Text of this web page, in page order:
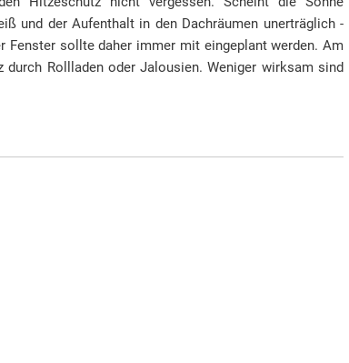
und der Aufenthalt in den Dachräumen unerträglich -
Fenster sollte daher immer mit eingeplant werden. Am
Rollladen oder Jalousien. Weniger wirksam sind